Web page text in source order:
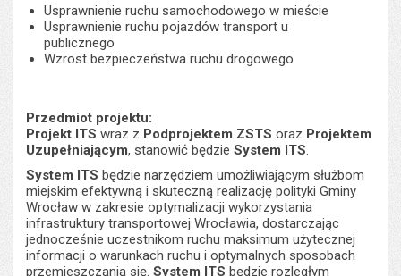
Usprawnienie ruchu samochodowego w mieście
Usprawnienie ruchu pojazdów transport u
publicznego
Wzrost bezpieczeństwa ruchu drogowego
Przedmiot projektu:
Projekt ITS wraz z Podprojektem ZSTS oraz Projektem
Uzupełniającym, stanowić będzieSystem ITS.
System ITS będzie narzędziem umożliwiającym służbom
miejskim efektywną i skuteczną realizację polityki Gminy
Wrocław w zakresie optymalizacji wykorzystania
infrastruktury transportowej Wrocławia, dostarczając
jednocześnie uczestnikom ruchu maksimum użytecznej
informacji o warunkach ruchu i optymalnych sposobach
przemieszczania się.System ITS będzie rozległym